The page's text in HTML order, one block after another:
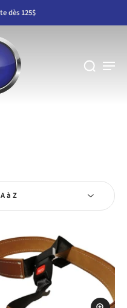
dès 125$